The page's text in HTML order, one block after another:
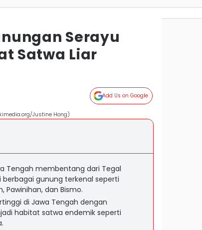
Serayu
Satwa Liar
Add Us on Google
Justine Hong)
Tengah membentang dari Tegal
gunung terkenal seperti
Pawinihan, dan Bismo.
di Jawa Tengah dengan
habitat satwa endemik seperti